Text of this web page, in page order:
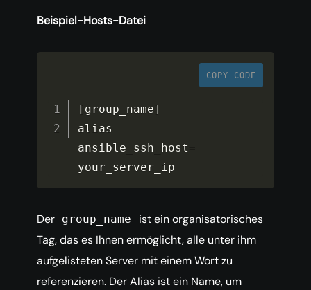
Beispiel-Hosts-Datei
COPY CODE
[ group_name]
alias
ansible_ssh_host=
your_server_ip
Der group_name
ist ein organisatorisches
Tag, das es Ihnen ermöglicht, alle unter ihm
aufgelisteten Server mit einem Wort zu
referenzieren. Der Alias ist ein Name, um